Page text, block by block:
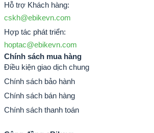
Hỗ trợ Khách hàng:
cskh@ebikevn.com
Hợp tác phát triển:
hoptac@ebikevn.com
Chính sách mua hàng
Điều kiện giao dịch chung
Chính sách bảo hành
Chính sách bán hàng
Chính sách thanh toán